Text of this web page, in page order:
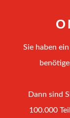
Sie haben
Dann sind
100.000